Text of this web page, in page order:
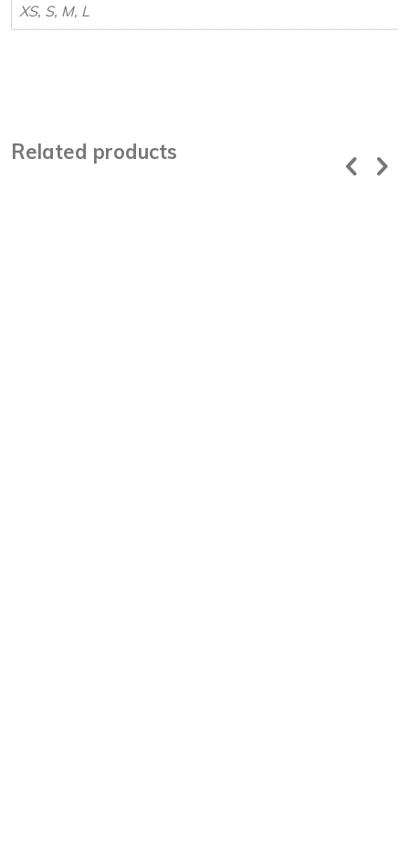
XS, S, M, L
Related products